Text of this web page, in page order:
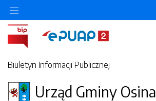
Biuletyn Informacji Publicznej
Urząd Gminy Osina